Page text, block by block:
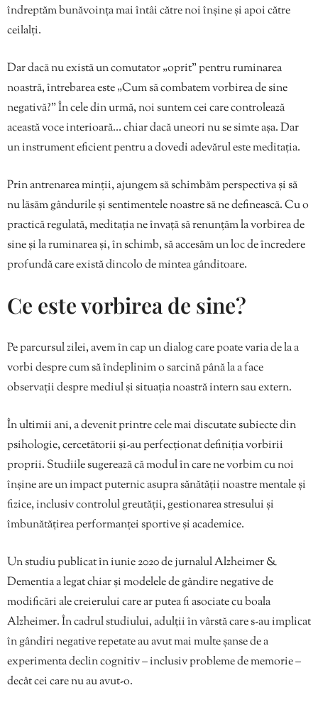
îndreptăm bunăvoința mai întâi către noi înșine și apoi către
ceilalți.
Dar dacă nu există un comutator „oprit” pentru ruminarea
noastră, întrebarea este „Cum să combatem vorbirea de sine
negativă?” În cele din urmă, noi suntem cei care controlează
această voce interioară… chiar dacă uneori nu se simte așa. Dar
un instrument eficient pentru a dovedi adevărul este meditația.
Prin antrenarea minții, ajungem să schimbăm perspectiva și să
nu lăsăm gândurile și sentimentele noastre să ne definească. Cu o
practică regulată, meditația ne învață să renunțăm la vorbirea de
sine și la ruminarea și, în schimb, să accesăm un loc de încredere
profundă care există dincolo de mintea gânditoare.
Ce este vorbirea de sine?
Pe parcursul zilei, avem în cap un dialog care poate varia de la a
vorbi despre cum să îndeplinim o sarcină până la a face
observații despre mediul și situația noastră intern sau extern.
În ultimii ani, a devenit printre cele mai discutate subiecte din
psihologie, cercetătorii și-au perfecționat definiția vorbirii
proprii. Studiile sugerează că modul în care ne vorbim cu noi
înșine are un impact puternic asupra sănătății noastre mentale și
fizice, inclusiv controlul greutății, gestionarea stresului și
îmbunătățirea performanței sportive și academice.
Un studiu publicat în iunie 2020 de jurnalul Alzheimer &
Dementia a legat chiar și modelele de gândire negative de
modificări ale creierului care ar putea fi asociate cu boala
Alzheimer. În cadrul studiului, adulții în vârstă care s-au implicat
în gândiri negative repetate au avut mai multe șanse de a
experimenta declin cognitiv – inclusiv probleme de memorie –
decât cei care nu au avut-o.